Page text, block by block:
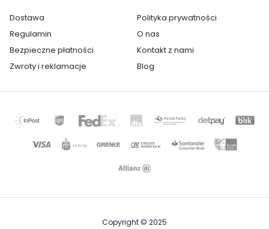
Dostawa
Polityka prywatności
Regulamin
O nas
Bezpieczne płatności
Kontakt z nami
Zwroty i reklamacje
Blog
Copyright © 2025